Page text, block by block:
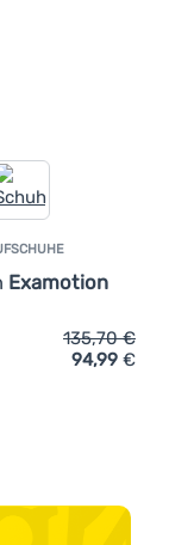
Examotion
Examotion
'Herren
135,70€
94,99 €